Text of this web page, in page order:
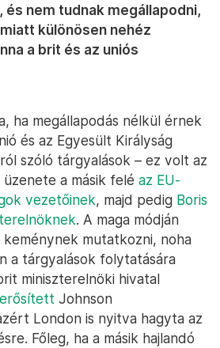
nem tudnak megállapodni,
különösen nehéz
a brit és az uniós
ha megállapodás nélkül érnek
és az Egyesült Királyság
szóló tárgyalások – ez volt az
a másik felé az EU-
vezetőinek, majd pedig Boris
. A maga módján
mutatkozni, noha
a tárgyalások folytatására
miniszterelnöki hivatal
Johnson
London is nyitva hagyta az
Főleg, ha a másik hajlandó